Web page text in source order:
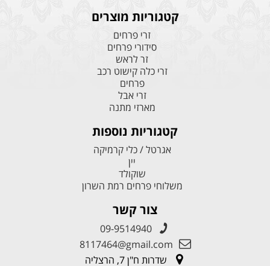
קטגוריות מוצרים
זרי פרחים
סידורי פרחים
זר לראש
זרי כלה קישוט רכב
פרחים
זרי אבל
מארזי מתנה
קטגוריות נוספות
אגרטל / כלי קרמיקה
יין
שוקולד
משלוחי פרחים רמת השרון
צור קשר
09-9514940
8117464@gmail.com
שדרות ח"ן 7, הרצליה